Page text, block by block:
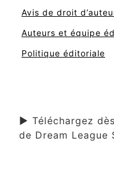
Avis de droit
Auteurs et équipe
Politique éditoriale
▶ Téléchargez
de Dream League